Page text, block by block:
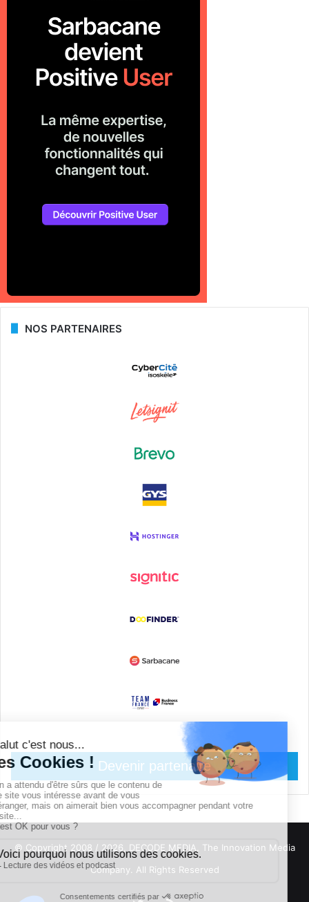
NOS PARTENAIRES
Devenir partenaire
© Copyright 2008 / 2026, DECODE MEDIA, The Innovation Media
Company.
All Rights Reserved